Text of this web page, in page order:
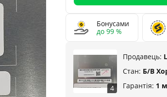
Бонусами
до 99 %
4
Продавець:
Стан: Б/В
Гарантія: 1